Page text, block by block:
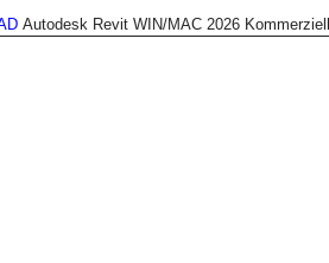
Autodesk Revit WIN/MAC 2026 Kommerziell